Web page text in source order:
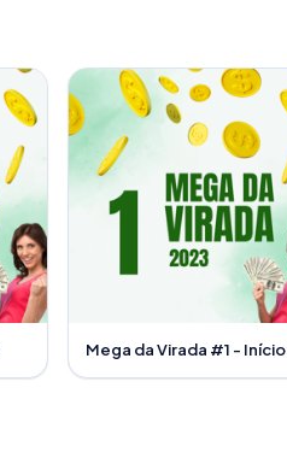
Mega da Virada #1 - Início